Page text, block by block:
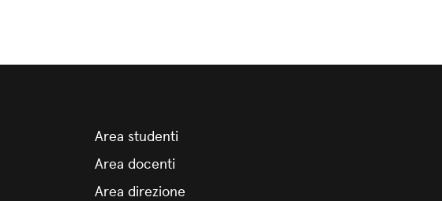
Area studenti
Area docenti
Area direzione